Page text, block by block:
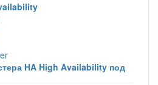
HA High Availability под